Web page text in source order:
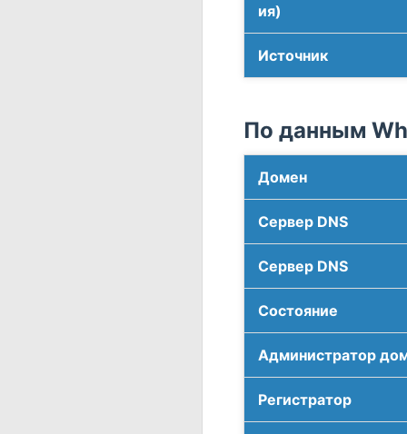
ия)
Источник
По данным
Домен
Сервер DNS
Сервер DNS
Соcтояние
Администратор
Регистратор